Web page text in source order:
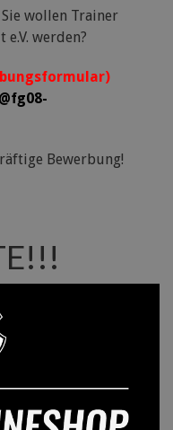
wollen Trainer
werden?
Bewerbung!